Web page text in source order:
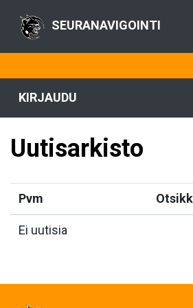
SEURANAVIGOINTI
KIRJAUDU
Uutisarkisto
Pvm
Ei uutisia